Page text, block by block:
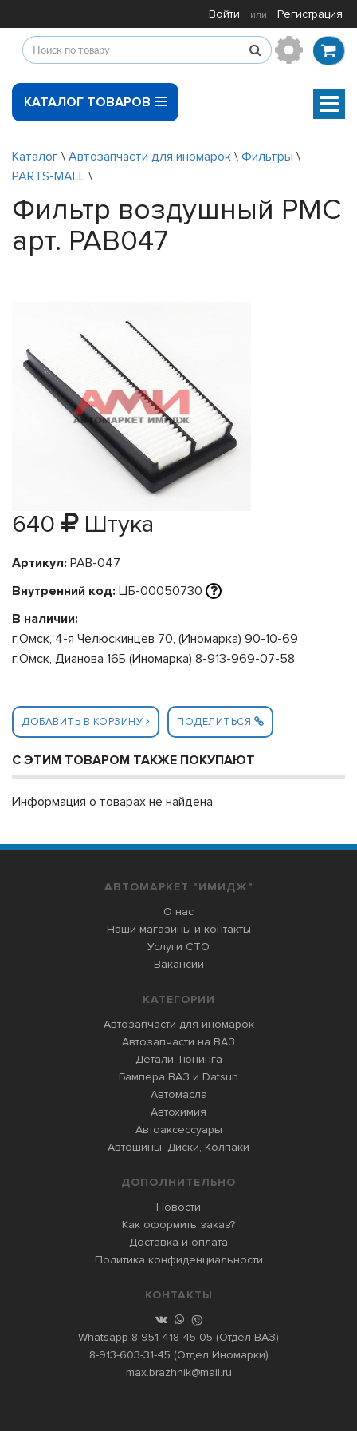
Войти или Регистрация
КАТАЛОГ ТОВАРОВ
Каталог \ Автозапчасти для иномарок \ Фильтры \
PARTS-MALL \
Фильтр воздушный PMC
арт. PAB047
640 Штука
Артикул: PAB-047
Внутренний код: ЦБ-00050730
В наличии:
г.Омск, 4-я Челюскинцев 70, (Иномарка) 90-10-69
г.Омск, Дианова 16Б (Иномарка) 8-913-969-07-58
ДОБАВИТЬ В КОРЗИНУ ПОДЕЛИТЬСЯ
С ЭТИМ ТОВАРОМ ТАКЖЕ ПОКУПАЮТ
Информация о товарах не найдена.
АВТОМАРКЕТ "ИМИДЖ"
О нас
Наши магазины и контакты
Услуги СТО
Вакансии
КАТЕГОРИИ
Автозапчасти для иномарок
Автозапчасти на ВАЗ
Детали Тюнинга
Бампера ВАЗ и Datsun
Автомасла
Автохимия
Автоаксессуары
Автошины, Диски, Колпаки
ДОПОЛНИТЕЛЬНО
Новости
Как оформить заказ?
Доставка и оплата
Политика конфиденциальности
КОНТАКТЫ
Whatsapp 8-951-418-45-05 (Отдел ВАЗ)
8-913-603-31-45 (Отдел Иномарки)
max.brazhnik@mail.ru